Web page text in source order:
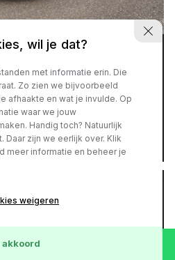
p/m
2016
wil je dat?
met informatie erin. Die
Zo zien we bijvoorbeeld
afhaakte en wat je invulde. Op
waar we jouw
Handig toch? Natuurlijk
zijn we eerlijk over. Klik
meer informatie en beheer je
weigeren
akkoord